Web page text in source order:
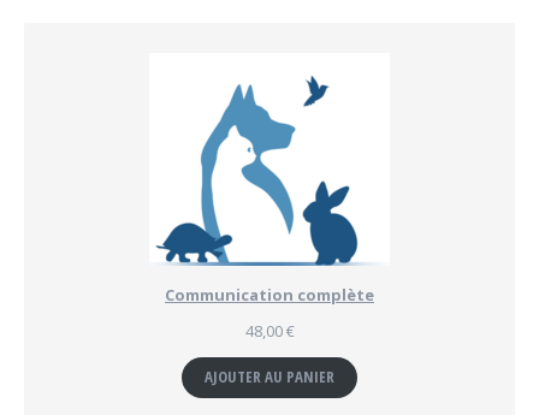
Communication complète
48,00€
AJOUTER AU PANIER